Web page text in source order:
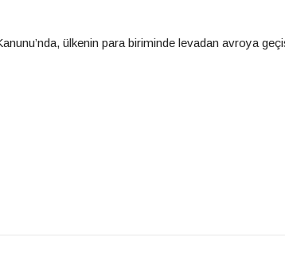
ülkenin para biriminde levadan avroya